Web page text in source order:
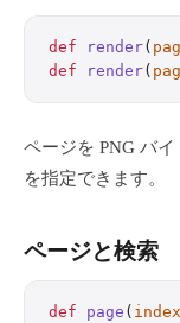
def render(
def render(
ページを PNG バ
を指定できます。
ページと検索
def page ( index